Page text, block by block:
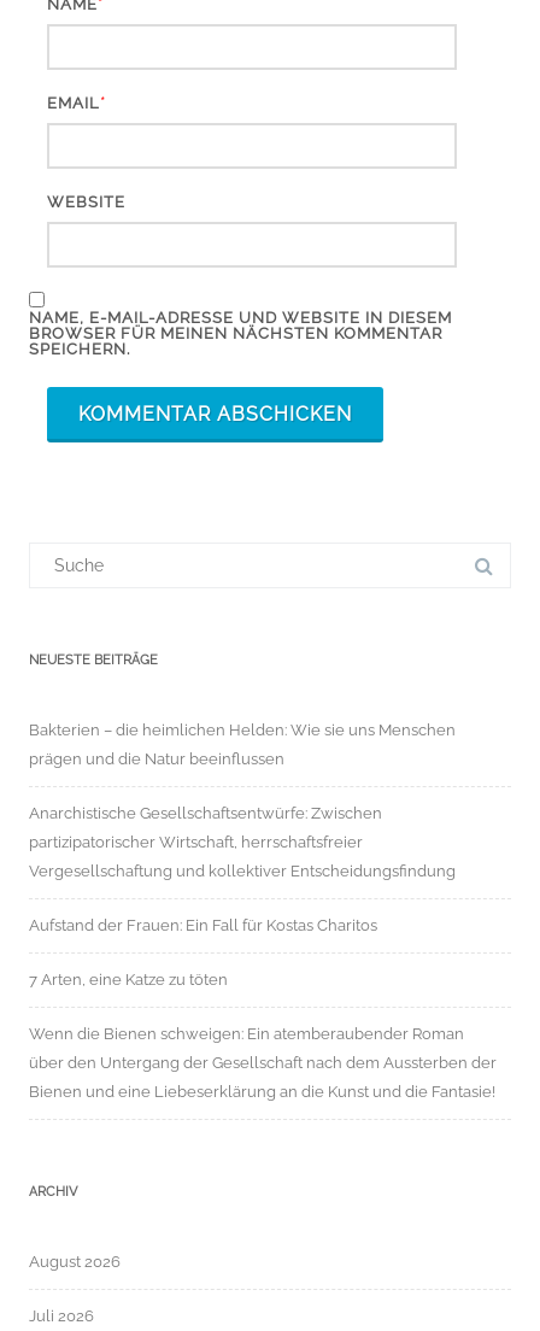
NAME
EMAIL*
WEBSITE
NAME, E-MAIL-ADRESSE UND WEBSITE IN DIESEM
BROWSER FÜR MEINEN NÄCHSTEN KOMMENTAR
SPEICHERN.
NEUESTE BEITRÄGE
Bakterien – die heimlichen Helden: Wie sie uns Menschen
prägen und die Natur beeinflussen
Anarchistische Gesellschaftsentwürfe: Zwischen
partizipatorischer Wirtschaft, herrschaftsfreier
Vergesellschaftung und kollektiver Entscheidungsfindung
Aufstand der Frauen: Ein Fall für Kostas Charitos
7 Arten, eine Katze zu töten
Wenn die Bienen schweigen: Ein atemberaubender Roman
über den Untergang der Gesellschaft nach dem Aussterben der
Bienen und eine Liebeserklärung an die Kunst und die Fantasie!
ARCHIV
August 2026
Juli 2026